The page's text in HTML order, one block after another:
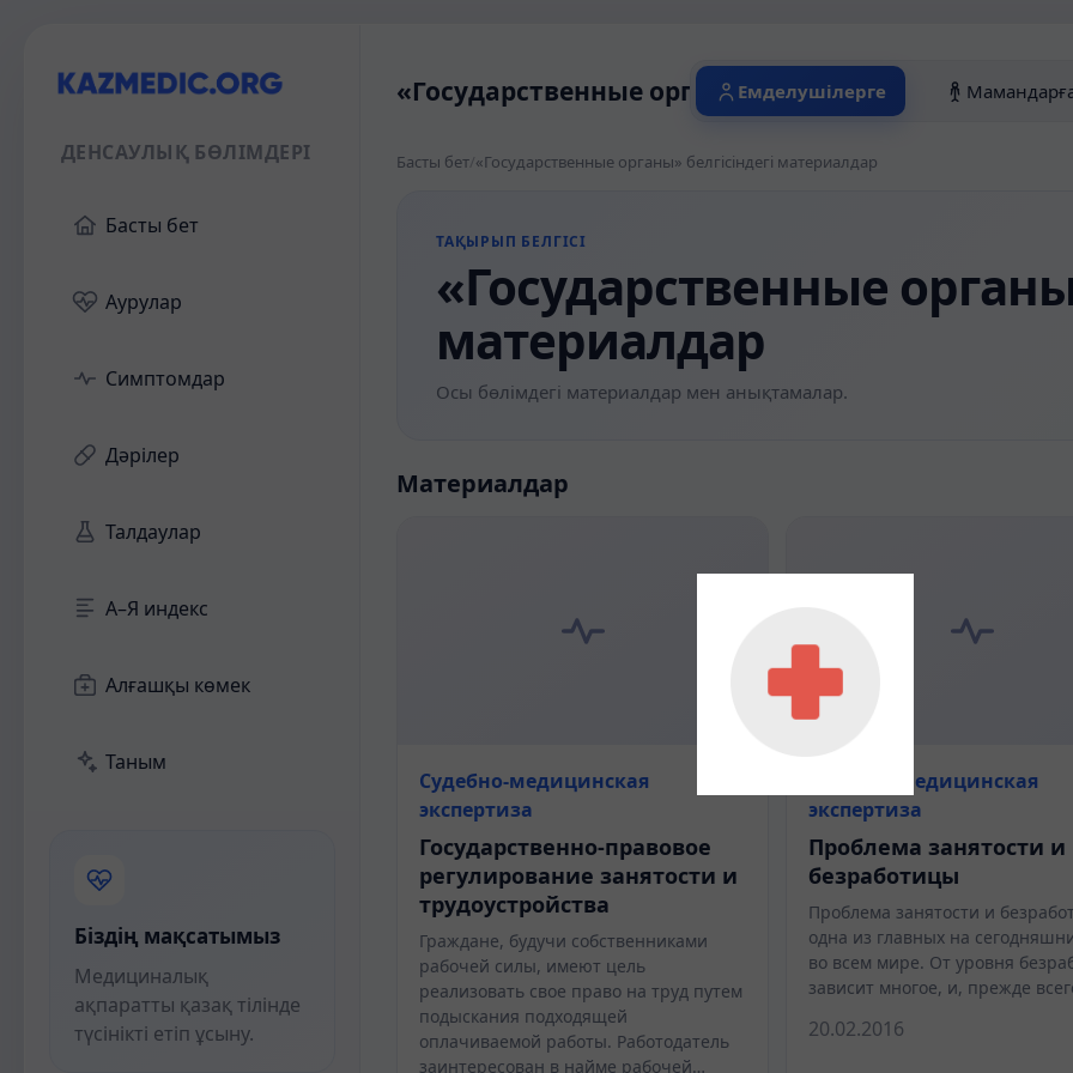
ДЕНСАУЛЫҚ БӨЛІМДЕРІ
Басты бет
Аурулар
Симптомдар
Дәрілер
Талдаулар
А–Я индекс
Алғашқы көмек
Таным
Біздің мақсатымыз
Медициналық
ақпаратты қазақ тілінде
түсінікті етіп ұсыну.
«Государственные органы» белгісіндегі
Емделушілерге
Басты бет/«Государственные органы» белгісіндегі материалдар
ТАҚЫРЫП БЕЛГІСІ
«Государственные
материалдар
Осы бөлімдегі материалдар мен анықтамалар.
Материалдар
Судебно-медицинская
экспертиза
Государственно-правовое
регулирование занятости и
трудоустройства
Граждане, будучи собственниками
рабочей силы, имеют цель
реализовать свое право на труд путем
подыскания подходящей
оплачиваемой работы. Работодатель
заинтересован в найме рабочей…
Судебно-медицинская
экспертиза
Проблема занятости и
безработицы
Проблема занятости и
одна из главных на
во всем мире. От уровня
зависит многое, и, прежде
20.02.2016